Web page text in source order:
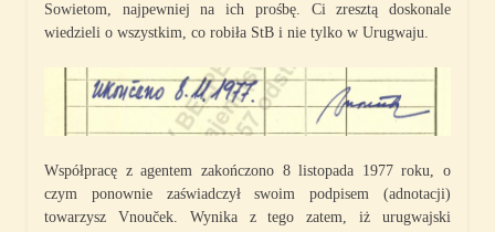
Sowietom, najpewniej na ich prośbę. Ci zresztą doskonale
wiedzieli o wszystkim, co robiła StB i nie tylko w Urugwaju.
Współpracę z agentem zakończono 8 listopada 1977 roku, o
czym ponownie zaświadczył swoim podpisem (adnotacji)
towarzysz Vnouček. Wynika z tego zatem, iż urugwajski